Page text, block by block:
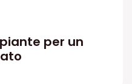
per un